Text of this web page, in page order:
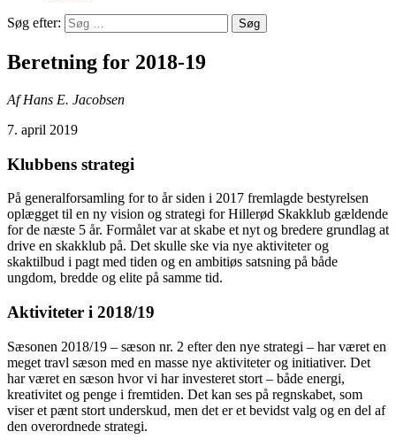
Søg efter:
Beretning for 2018-19
Af Hans E. Jacobsen
7. april 2019
Klubbens strategi
På generalforsamling for to år siden i 2017 fremlagde bestyrelsen
oplægget til en ny vision og strategi for Hillerød Skakklub gældende
for de næste 5 år. Formålet var at skabe et nyt og bredere grundlag at
drive en skakklub på. Det skulle ske via nye aktiviteter og
skaktilbud i pagt med tiden og en ambitiøs satsning på både
ungdom, bredde og elite på samme tid.
Aktiviteter i 2018/19
Sæsonen 2018/19 – sæson nr. 2 efter den nye strategi – har været en
meget travl sæson med en masse nye aktiviteter og initiativer. Det
har været en sæson hvor vi har investeret stort – både energi,
kreativitet og penge i fremtiden. Det kan ses på regnskabet, som
viser et pænt stort underskud, men det er et bevidst valg og en del af
den overordnede strategi.